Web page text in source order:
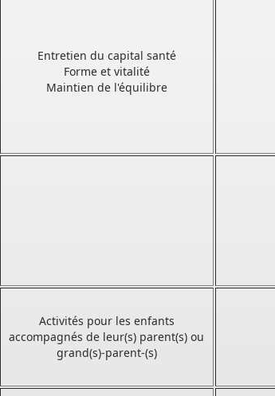
Entretien du capital santé
Forme et vitalité
Maintien de l'équilibre
Activités pour les enfants
accompagnés de leur(s) parent(s) ou
grand(s)-parent-(s)